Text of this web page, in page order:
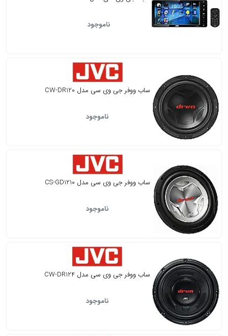
ناموجود
ساب ووفر جی وی سی مدل CW-DR120
ناموجود
ساب ووفر جی وی سی مدل CS-GD1210
ناموجود
ساب ووفر جی وی سی مدل CW-DR124
ناموجود